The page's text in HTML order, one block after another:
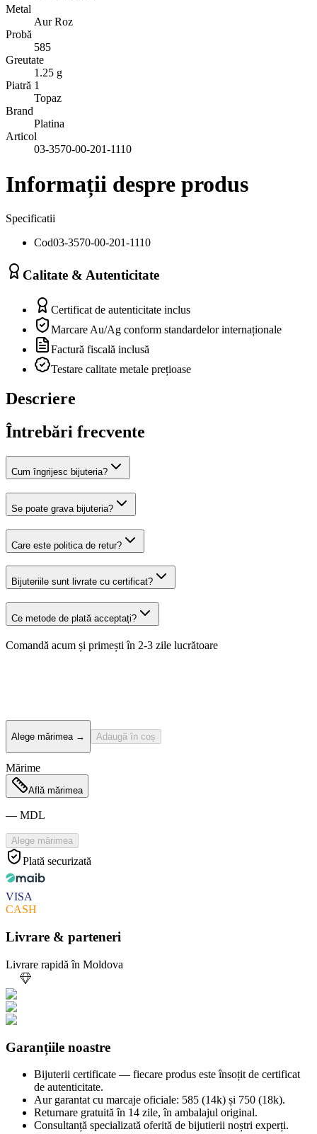
Metal
Aur Roz
Probă
585
Greutate
1.25 g
Piatră 1
Topaz
Brand
Platina
Articol
03-3570-00-201-1110
Informații despre produs
Specificatii
Cod03-3570-00-201-1110
Calitate & Autenticitate
Certificat de autenticitate inclus
Marcare Au/Ag conform standardelor internaționale
Factură fiscală inclusă
Testare calitate metale prețioase
Descriere
Întrebări frecvente
Cum îngrijesc bijuteria?
Se poate grava bijuteria?
Care este politica de retur?
Bijuteriile sunt livrate cu certificat?
Ce metode de plată acceptați?
Comandă acum și primești în 2-3 zile lucrătoare
Alege mărimea→ Adaugă în coș
Mărime
Află mărimea
— MDL
Alege mărimea
Plată securizată
VISA
CASH
Livrare & parteneri
Livrare rapidă în Moldova
Garanțiile noastre
Bijuterii certificate — fiecare produs este însoțit de certificat
de autenticitate.
Aur garantat cu marcaje oficiale: 585 (14k) și 750 (18k).
Returnare gratuită în 14 zile, în ambalajul original.
Consultanță specializată oferită de bijutierii noștri experți.